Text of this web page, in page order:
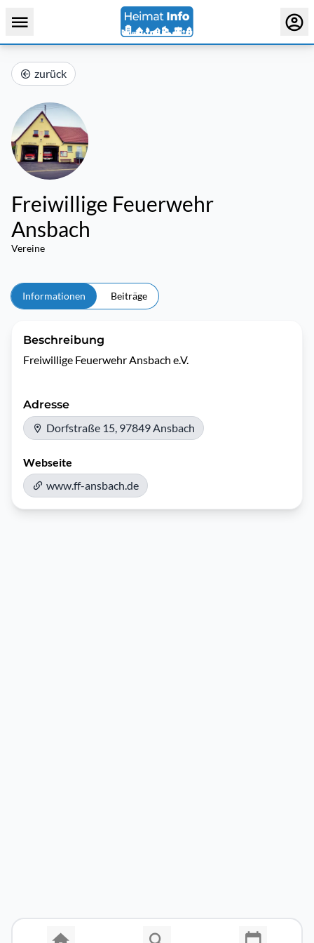
zurück
Freiwillige Feuerwehr
Ansbach
Vereine
Informationen Beiträge
Beschreibung
Freiwillige Feuerwehr Ansbach e.V.
Adresse
Dorfstraße 15, 97849 Ansbach
Webseite
www.ff-ansbach.de